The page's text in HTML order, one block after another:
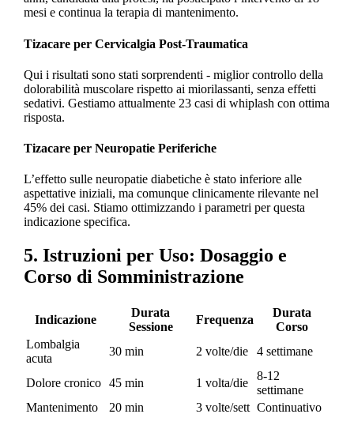
mesi e continua la terapia di mantenimento.
Tizacare per Cervicalgia Post-Traumatica
Qui i risultati sono stati sorprendenti - miglior controllo della
dolorabilità muscolare rispetto ai miorilassanti, senza effetti
sedativi. Gestiamo attualmente 23 casi di whiplash con ottima
risposta.
Tizacare per Neuropatie Periferiche
L’effetto sulle neuropatie diabetiche è stato inferiore alle
aspettative iniziali, ma comunque clinicamente rilevante nel
45% dei casi. Stiamo ottimizzando i parametri per questa
indicazione specifica.
5. Istruzioni per Uso: Dosaggio e
Corso di Somministrazione
Indicazione
Durata
Sessione
Frequenza
Durata
Corso
Lombalgia
acuta
30 min 2 volte/die 4 settimane
Dolore cronico 45 min 1 volta/die
8-12
settimane
Mantenimento
20 min 3 volte/sett Continuativo